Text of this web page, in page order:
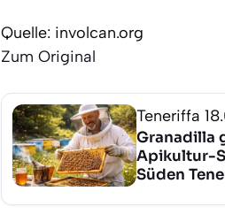
Quelle: involcan.org
Zum Original
Teneriffa
Granadilla
Apikultur-
Süden